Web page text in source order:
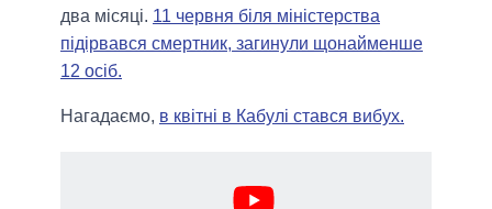
два місяці. 11 червня біля міністерства
підірвався смертник, загинули щонайменше
12 осіб.
Нагадаємо, в квітні в Кабулі стався вибух.